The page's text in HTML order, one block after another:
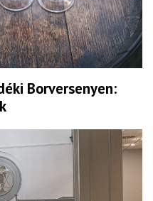
Borversenyen: